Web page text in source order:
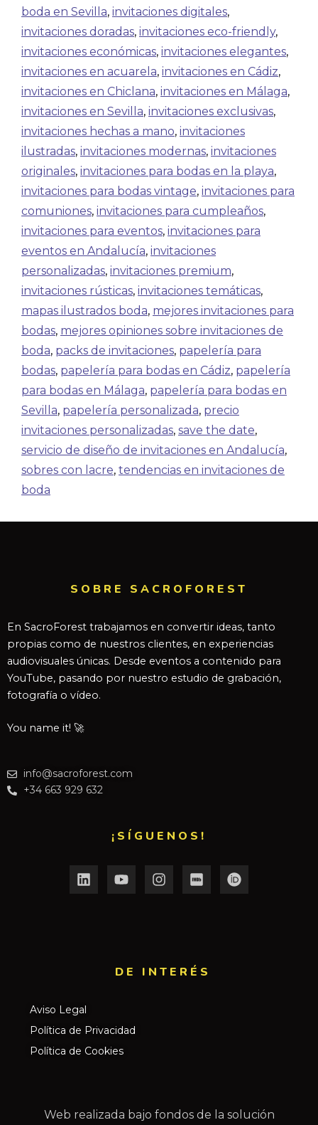
boda en Sevilla, invitaciones digitales,
invitaciones doradas, invitaciones eco-friendly,
invitaciones económicas, invitaciones elegantes,
invitaciones en acuarela, invitaciones en Cádiz,
invitaciones en Chiclana, invitaciones en Málaga,
invitaciones en Sevilla, invitaciones exclusivas,
invitaciones hechas a mano, invitaciones
ilustradas, invitaciones modernas, invitaciones
originales, invitaciones para bodas en la playa,
invitaciones para bodas vintage, invitaciones para
comuniones, invitaciones para cumpleaños,
invitaciones para eventos, invitaciones para
eventos en Andalucía, invitaciones
personalizadas, invitaciones premium,
invitaciones rústicas, invitaciones temáticas,
mapas ilustrados boda, mejores invitaciones para
bodas, mejores opiniones sobre invitaciones de
boda, packs de invitaciones, papelería para
bodas, papelería para bodas en Cádiz, papelería
para bodas en Málaga, papelería para bodas en
Sevilla, papelería personalizada, precio
invitaciones personalizadas, save the date,
servicio de diseño de invitaciones en Andalucía,
sobres con lacre, tendencias en invitaciones de
boda
SOBRE SACROFOREST
En SacroForest trabajamos en convertir ideas, tanto
propias como de nuestros clientes, en experiencias
audiovisuales únicas. Desde eventos a contenido para
YouTube, pasando por nuestro estudio de grabación,
fotografía o vídeo.
You name it! 🚀
info@sacroforest.com
+34 663 929 632
¡SÍGUENOS!
DE INTERÉS​
Aviso Legal
Política de Privacidad
Política de Cookies
Web realizada bajo fondos de la solución